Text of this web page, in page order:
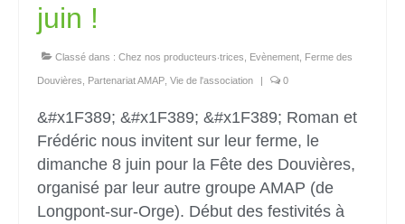
juin !
Classé dans : Chez nos producteurs‧trices Evènement Ferme des
Douvières Partenariat AMAP Vie de l'association 0
&#x1F389; &#x1F389; &#x1F389; Roman et
Frédéric nous invitent sur leur ferme, le
dimanche 8 juin pour la Fête des Douvières,
organisé par leur autre groupe AMAP (de
Longpont-sur-Orge). Début des festivités à